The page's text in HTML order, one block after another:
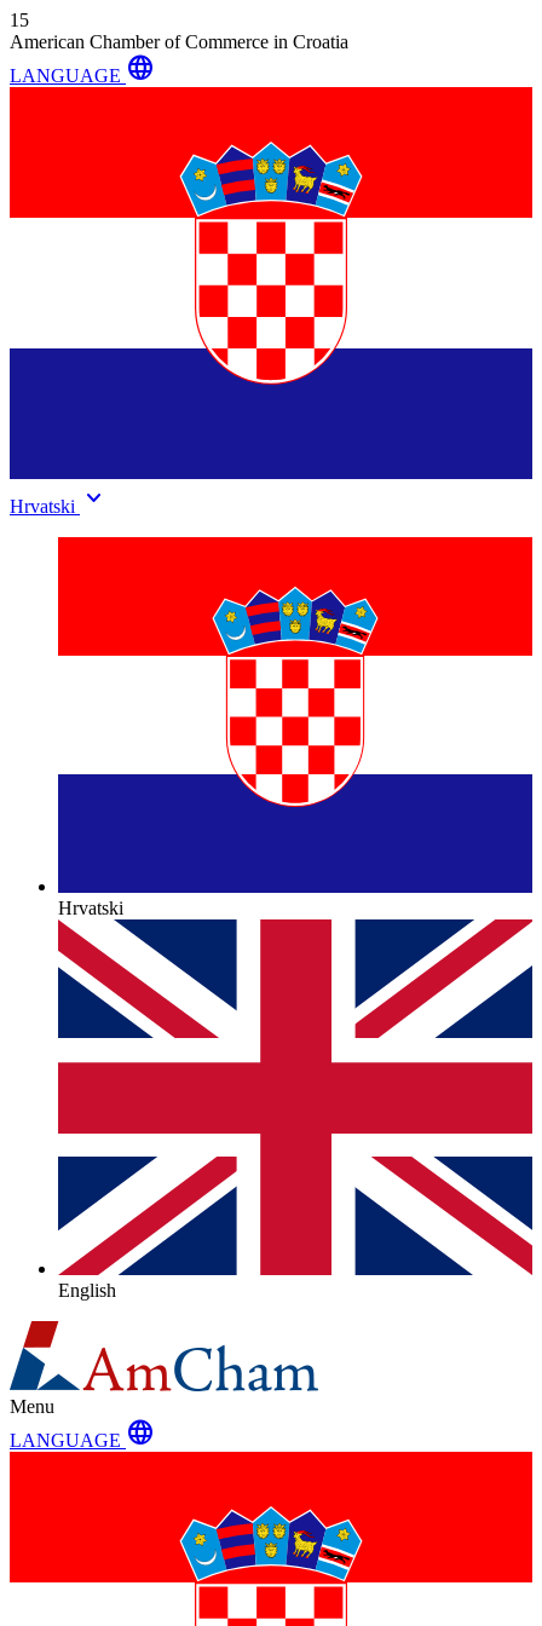
15
American Chamber of Commerce in Croatia
LANGUAGE language
Hrvatski keyboard_arrow_down
Hrvatski
English
Menu
LANGUAGE language